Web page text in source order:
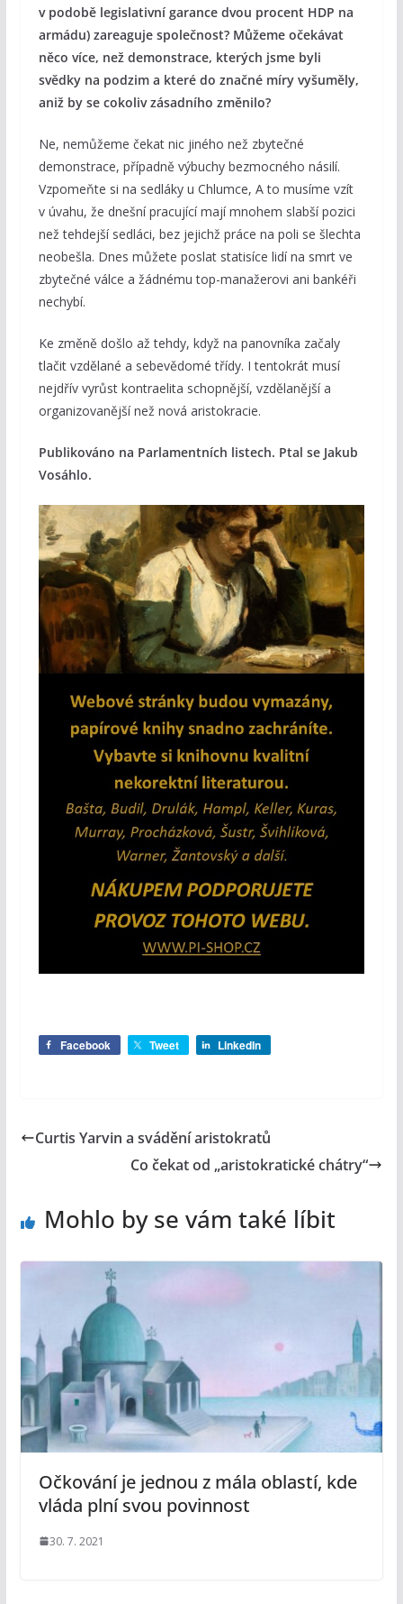
v podobě legislativní garance dvou procent HDP na
armádu) zareaguje společnost? Můžeme očekávat
něco více, než demonstrace, kterých jsme byli
svědky na podzim a které do značné míry vyšuměly,
aniž by se cokoliv zásadního změnilo?
Ne, nemůžeme čekat nic jiného než zbytečné
demonstrace, případně výbuchy bezmocného násilí.
Vzpomeňte si na sedláky u Chlumce, A to musíme vzít
v úvahu, že dnešní pracující mají mnohem slabší pozici
než tehdejší sedláci, bez jejichž práce na poli se šlechta
neobešla. Dnes můžete poslat statisíce lidí na smrt ve
zbytečné válce a žádnému top-manažerovi ani bankéři
nechybí.
Ke změně došlo až tehdy, když na panovníka začaly
tlačit vzdělané a sebevědomé třídy. I tentokrát musí
nejdřív vyrůst kontraelita schopnější, vzdělanější a
organizovanější než nová aristokracie.
Publikováno na Parlamentních listech. Ptal se Jakub
Vosáhlo.
Facebook Tweet LinkedIn
Curtis Yarvin a svádění aristokratů
Co čekat od „aristokratické chátry“
Mohlo by se vám také líbit
Očkování je jednou z mála oblastí, kde
vláda plní svou povinnost
30. 7. 2021